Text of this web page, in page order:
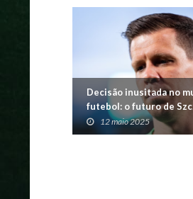
Decisão inusitada no
futebol: o futuro de
nas mãos da esposa
12 maio 2025